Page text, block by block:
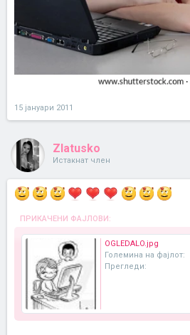
15 јануари 2011
Zlatusko
Истакнат член
ПРИКАЧЕНИ ФАЈЛОВИ:
OGLEDALO.jpg
Големина на фајлот:
Прегледи: